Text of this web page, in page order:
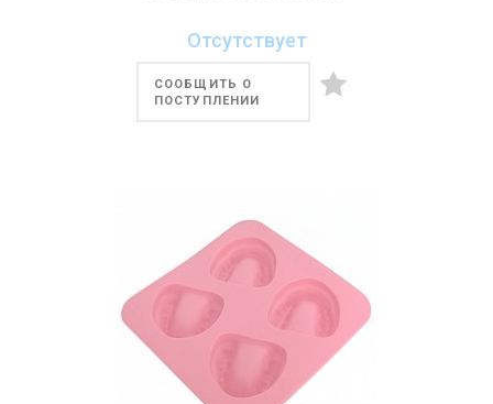
Отсутствует
СООБЩИТЬ О
ПОСТУПЛЕНИИ